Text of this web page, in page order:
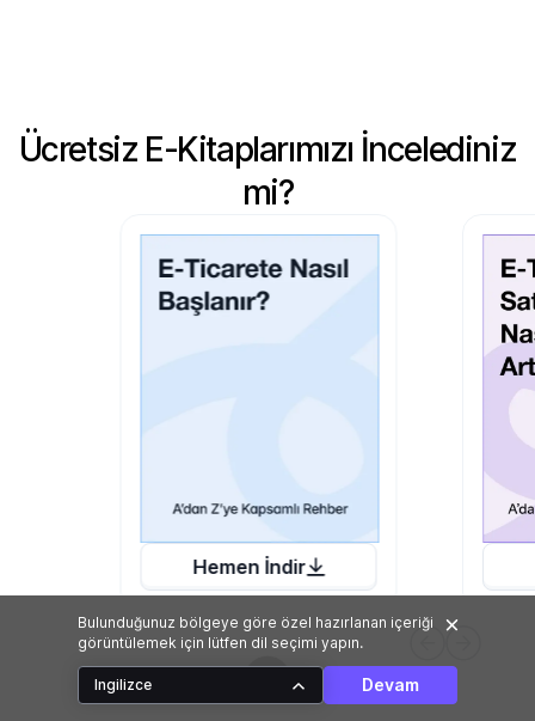
Bulunduğunuz bölgeye göre özel hazırlanan içeriği
görüntülemek için lütfen dil seçimi yapın.
Ingilizce Devam
Ücretsiz E-Kitaplarımızı İncelediniz
mi?
Hemen İndir